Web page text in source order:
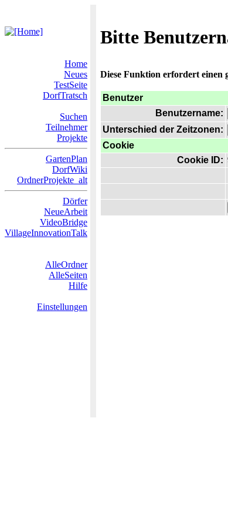
Bitte
Home
Neues
TestSeite
DorfTratsch
Suchen
Teilnehmer
Projekte
GartenPlan
DorfWiki
OrdnerProjekte_alt
Dörfer
NeueArbeit
VideoBridge
VillageInnovationTalk
AlleOrdner
AlleSeiten
Hilfe
Einstellungen
Diese Funktion erfordert einen
Benutzer
Benutzername:
Unterschied der Zeitzonen:
Cookie
Cookie ID: